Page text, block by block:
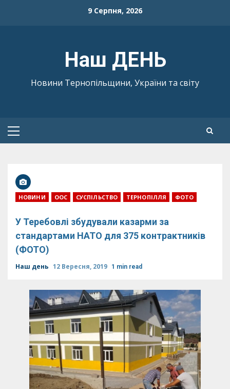
9 Серпня, 2026
Наш ДЕНЬ
Новини Тернопільщини, України та світу
Primary
НОВИНИ ООС СУСПІЛЬСТВО ТЕРНОПІЛЛЯ ФОТО
У Теребовлі збудували казарми за
стандартами НАТО для 375 контрактників
(ФОТО)
Наш день 12 Вересня, 2019 1 min read